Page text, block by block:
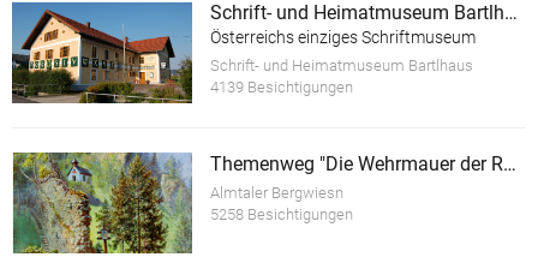
Schrift- und Heimatmuseum Bartlhaus
Österreichs einziges Schriftmuseum
Schrift- und Heimatmuseum Bartlhaus
4139 Besichtigungen
Themenweg "Die Wehrmauer der Ruine Scharnstein"
Almtaler Bergwiesn
5258 Besichtigungen